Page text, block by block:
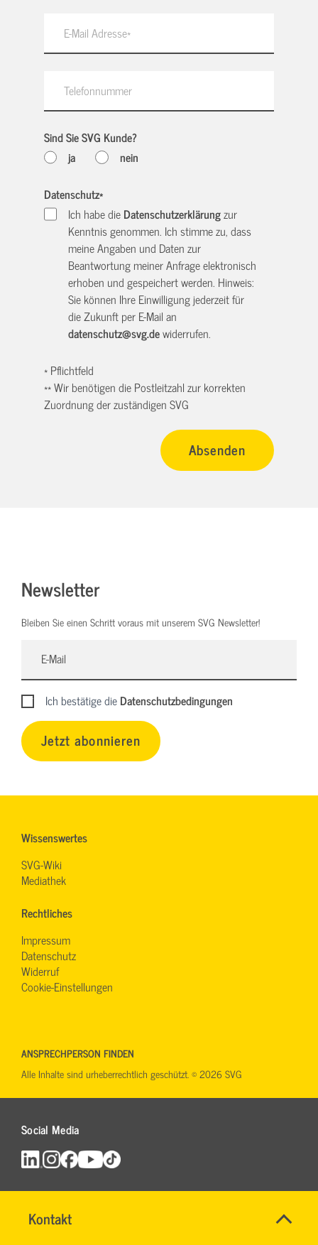
Kontakt
IHR
Name*
Maut
in
Sind Sie SVG Kunde?
ja
nein
Datenschutz*
Ich habe dieDatenschutzerklärungzur
Kenntnis genommen. Ich stimme zu, dass
meine Angaben und Daten zur
Beantwortung meiner Anfrage elektronisch
erhoben und gespeichert werden. Hinweis:
Sie können Ihre Einwilligung jederzeit für
die Zukunft per E-Mail an
datenschutz@svg.dewiderrufen.
* Pflichtfeld
** Wir benötigen die Postleitzahl zur korrekten
Zuordnung der zuständigen SVG
Newsletter
Bleiben Sie einen Schritt voraus mit unserem SVG Newsletter!
Ich bestätige dieDatenschutzbedingungen
Jetzt abonnieren
Wissenswertes
SVG-Wiki
Mediathek
Rechtliches
Impressum
Datenschutz
Widerruf
Cookie-Einstellungen
Social Media
ANSPRECHPERSON FINDEN
Alle Inhalte sind urheberrechtlich geschützt. © 2026 SVG